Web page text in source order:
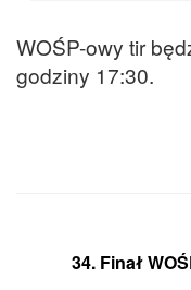
WOŚP-owy tir
godziny 17:30.
34. Finał